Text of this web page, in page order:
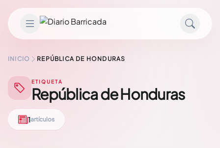
INICIO REPÚBLICA DE HONDURAS
ETIQUETA
República de Honduras
1artículos